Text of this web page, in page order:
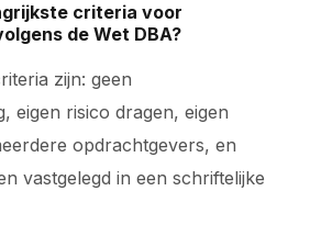
criteria voor
de Wet DBA?
zijn: geen
eigen risico dragen, eigen
opdrachtgevers, en
vastgelegd in een schriftelijke